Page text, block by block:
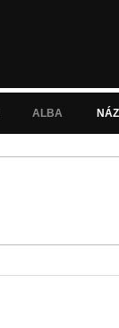
ALBA